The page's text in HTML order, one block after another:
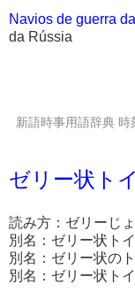
Navios de guerra
da Rússia
新語時事用語辞典 時
ゼリー状ト
読み方：ゼリーじ
別名：ゼリー状ト
別名：ゼリー状の
別名：ゼリー状ト